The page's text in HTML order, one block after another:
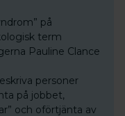
på
term
Pauline Clance
personer
på jobbet,
och oförtjänta av